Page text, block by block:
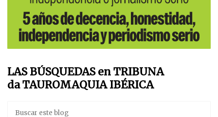
LAS BÚSQUEDAS en TRIBUNA
da TAUROMAQUIA IBÉRICA